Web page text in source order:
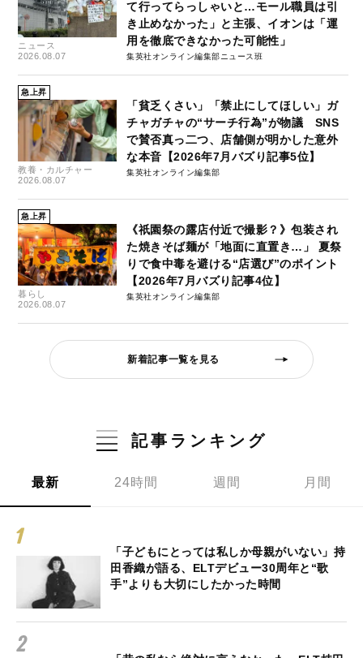
ニュース
2026.08.07
て行ってらっしゃいと…モール職員は引
き止めなかった」と主張、イオンは「運
用を徹底できなかった可能性」
集英社オンライン編集部ニュース班
急上昇
教養・カルチャー
2026.08.07
「貧乏くさい」「禁止にしてほしい」ガ
チャガチャの“サーチ行為”が物議 SNS
で賛否真っ二つ、店舗側が明かした意外
な本音【2026年7月バズり記事5位】
集英社オンライン編集部
急上昇
暮らし
2026.08.07
《祇園祭の露店付近で撮影？》包装され
た焼きそば麺が「地面に直置き…」 夏祭
りで食中毒を避ける“店選び”のポイント
【2026年7月バズり記事4位】
集英社オンライン編集部
新着記事一覧を見る
記事ランキング
最新 24時間 週間 月間
「子どもにとっては私しか母親がいない」持
田香織が語る、ELTデビュー30周年と“歌
手”よりも大切にしたかった時間